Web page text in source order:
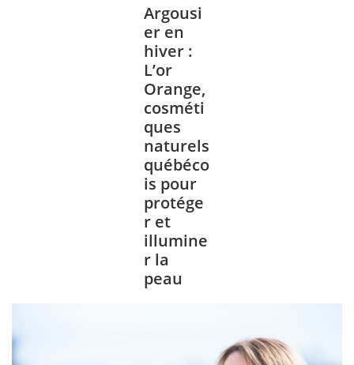
Argousi
er en
hiver :
L’or
Orange,
cosméti
ques
naturels
québéco
is pour
protége
r et
illumine
r la
peau